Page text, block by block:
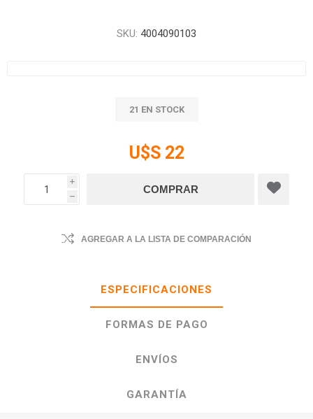
SKU: 4004090103
21 EN STOCK
U$S 22
i
h
AGREGAR A LA LISTA DE COMPARACIÓN
ESPECIFICACIONES
FORMAS DE PAGO
ENVÍOS
GARANTÍA